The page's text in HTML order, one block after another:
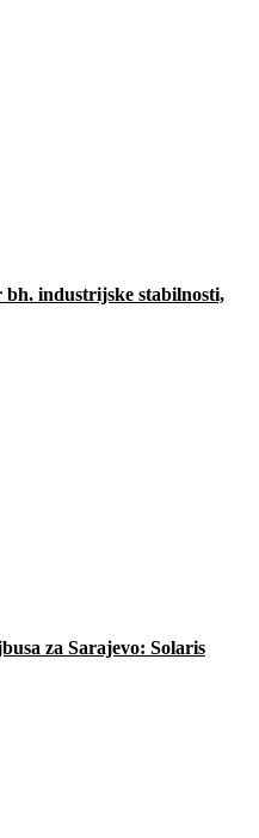
industrijske stabilnosti,
za Sarajevo: Solaris